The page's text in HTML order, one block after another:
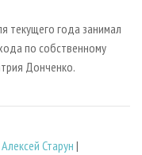
текущего года занимал
по собственному
Донченко.
Алексей Старун |